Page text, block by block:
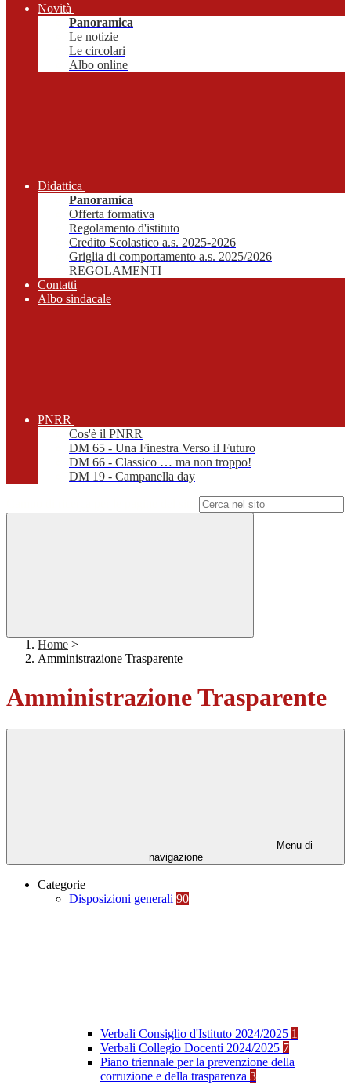
Novità
Panoramica
Le notizie
Le circolari
Albo online
Didattica
Panoramica
Offerta formativa
Regolamento d'istituto
Credito Scolastico a.s. 2025-2026
Griglia di comportamento a.s. 2025/2026
REGOLAMENTI
Contatti
Albo sindacale
PNRR
Cos'è il PNRR
DM 65 - Una Finestra Verso il Futuro
DM 66 - Classico … ma non troppo!
DM 19 - Campanella day
Home >
Amministrazione Trasparente
Amministrazione Trasparente
Menu di
navigazione
Categorie
Disposizioni generali 90
Verbali Consiglio d'Istituto 2024/2025 1
Verbali Collegio Docenti 2024/2025 7
Piano triennale per la prevenzione della
corruzione e della trasparenza 3